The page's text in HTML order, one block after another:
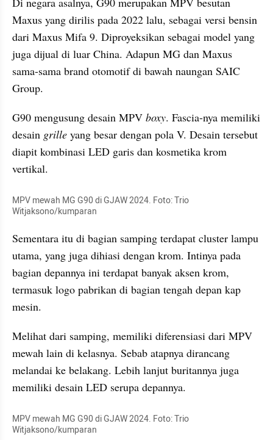
Maxus yang dirilis pada 2022 lalu, sebagai versi bensin
dari Maxus Mifa 9. Diproyeksikan sebagai model yang
juga dijual di luar China. Adapun MG dan Maxus
sama-sama brand otomotif di bawah naungan SAIC
Group.
G90 mengusung desain MPV boxy. Fascia-nya memiliki
desain grille yang besar dengan pola V. Desain tersebut
diapit kombinasi LED garis dan kosmetika krom
vertikal.
MPV mewah MG G90 di GJAW 2024. Foto: Trio
Witjaksono/kumparan
Sementara itu di bagian samping terdapat cluster lampu
utama, yang juga dihiasi dengan krom. Intinya pada
bagian depannya ini terdapat banyak aksen krom,
termasuk logo pabrikan di bagian tengah depan kap
mesin.
Melihat dari samping, memiliki diferensiasi dari MPV
mewah lain di kelasnya. Sebab atapnya dirancang
melandai ke belakang. Lebih lanjut buritannya juga
memiliki desain LED serupa depannya.
MPV mewah MG G90 di GJAW 2024. Foto: Trio
Witjaksono/kumparan